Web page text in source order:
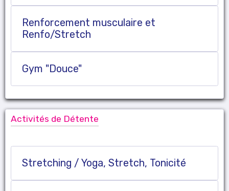
Renforcement musculaire et
Renfo/Stretch
Gym "Douce"
Activités de Détente
Stretching / Yoga, Stretch, Tonicité